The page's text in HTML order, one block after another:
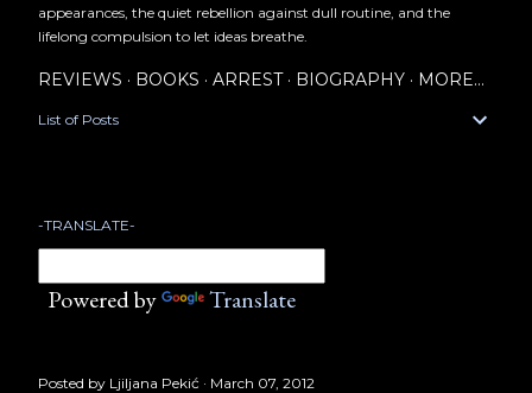
appearances, the quiet rebellion against dull routine, and the
lifelong compulsion to let ideas breathe.
REVIEWS BOOKS ARREST BIOGRAPHY MORE…
List of Posts
-TRANSLATE-
Powered by Translate
Posted by Ljiljana Pekić March 07, 2012